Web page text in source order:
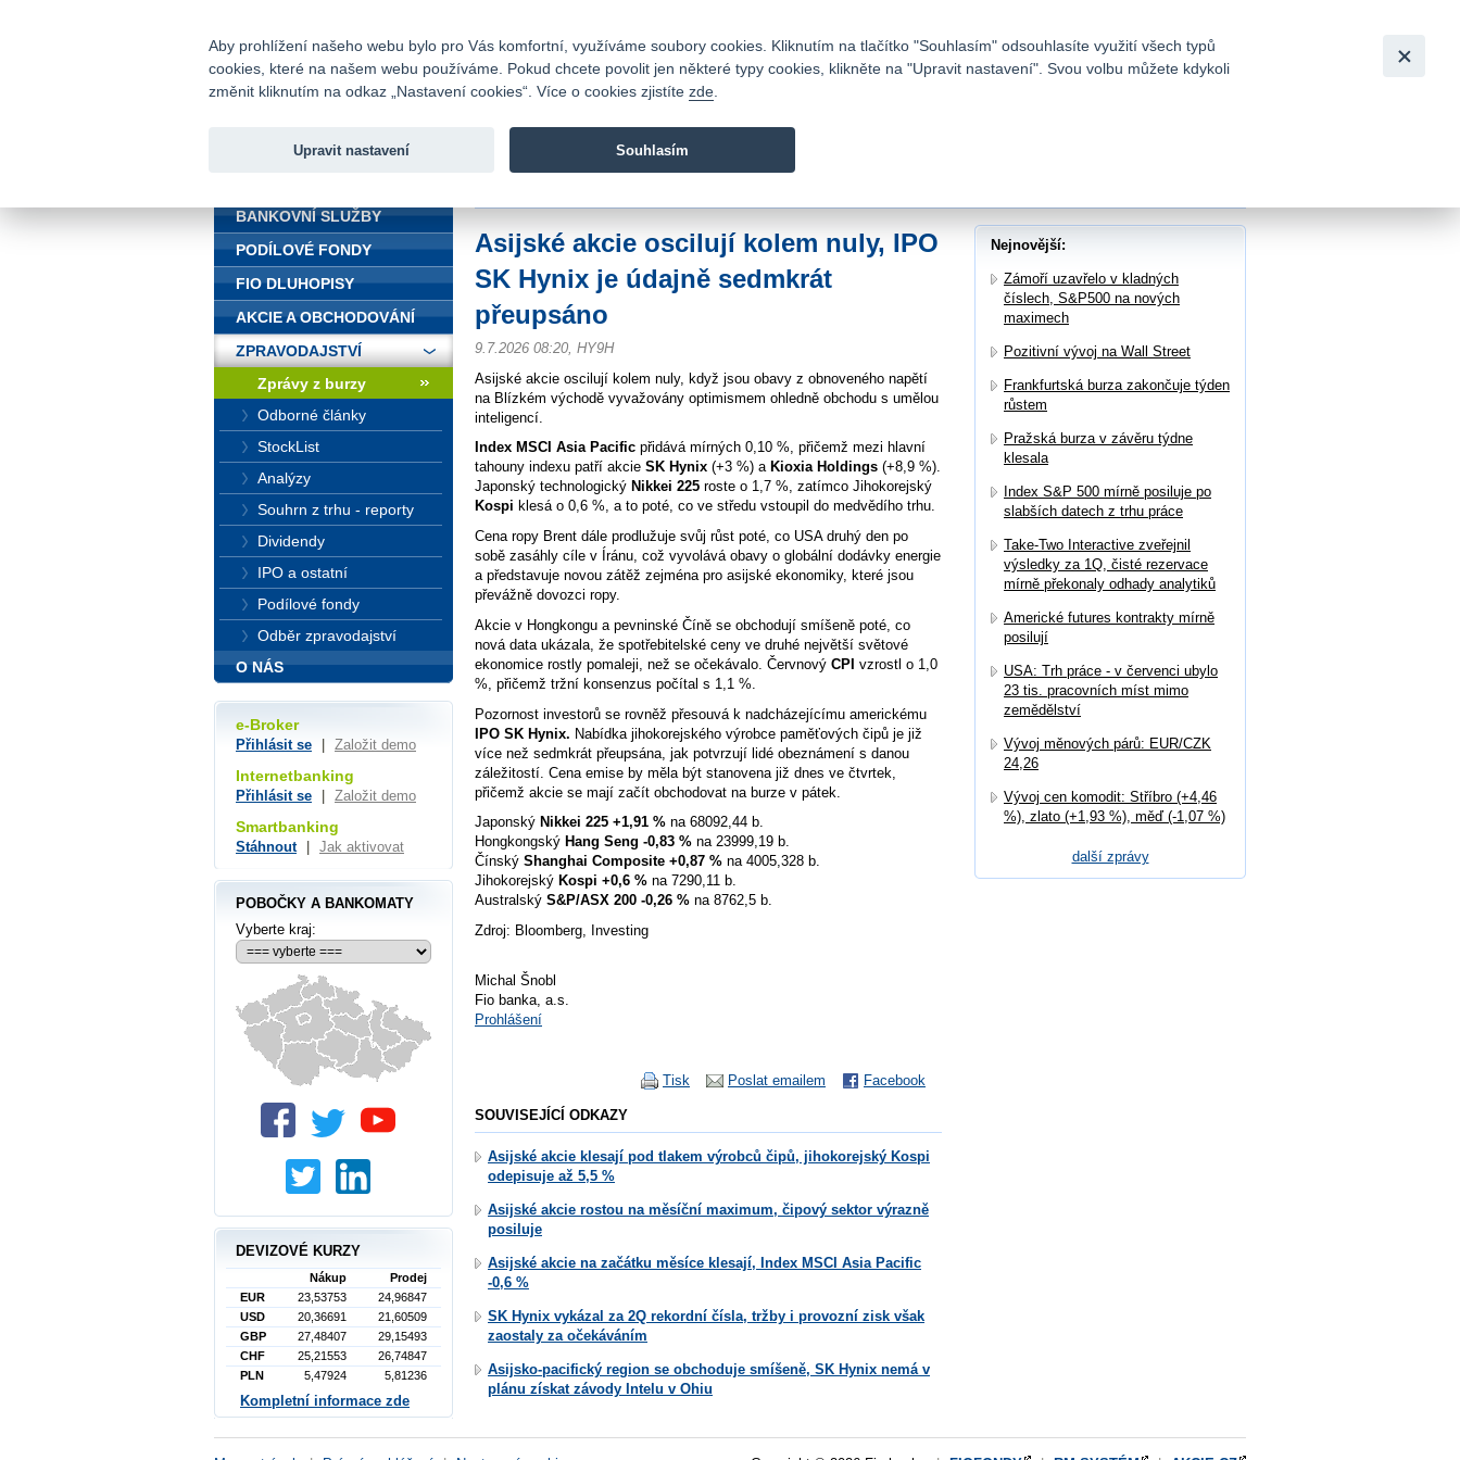
Fio banka
Fio banka je moderní česká banka. Poskytuje účty bez poplatků a
Asijské akcie oscilují kolem nuly, IPO
SK Hynix je údajně sedmkrát
přeupsáno
9.7.2026 08:20, HY9H
Asijské akcie oscilují kolem nuly, když jsou obavy z obnoveného napětí
na Blízkém východě vyvažovány optimismem ohledně obchodu s umělou
inteligencí.
Index MSCI Asia Pacific přidává mírných 0,10 %, přičemž mezi hlavní
tahouny indexu patří akcie SK Hynix (+3 %) a Kioxia Holdings (+8,9 %).
Japonský technologický Nikkei 225 roste o 1,7 %, zatímco Jihokorejský
Kospi klesá o 0,6 %, a to poté, co ve středu vstoupil do medvědího trhu.
Cena ropy Brent dále prodlužuje svůj růst poté, co USA druhý den po
sobě zasáhly cíle v Íránu, což vyvolává obavy o globální dodávky energie
a představuje novou zátěž zejména pro asijské ekonomiky, které jsou
převážně dovozci ropy.
Akcie v Hongkongu a pevninské Číně se obchodují smíšeně poté, co
nová data ukázala, že spotřebitelské ceny ve druhé největší světové
ekonomice rostly pomaleji, než se očekávalo. Červnový CPI vzrostl o 1,0
%, přičemž tržní konsenzus počítal s 1,1 %.
Pozornost investorů se rovněž přesouvá k nadcházejícímu americkému
IPO SK Hynix. Nabídka jihokorejského výrobce paměťových čipů je již
více než sedmkrát přeupsána, jak potvrzují lidé obeznámení s danou
záležitostí. Cena emise by měla být stanovena již dnes ve čtvrtek,
přičemž akcie se mají začít obchodovat na burze v pátek.
Japonský Nikkei 225 +1,91 % na 68092,44 b.
Hongkongský Hang Seng -0,83 % na 23999,19 b.
Čínský Shanghai Composite +0,87 % na 4005,328 b.
Jihokorejský Kospi +0,6 % na 7290,11 b.
Australský S&P/ASX 200 -0,26 % na 8762,5 b.
Zdroj: Bloomberg, Investing
Michal Šnobl
Fio banka, a.s.
Prohlášení
Facebook
Poslat emailem
Tisk
SOUVISEJÍCÍ ODKAZY
Asijské akcie klesají pod tlakem výrobců čipů, jihokorejský Kospi
odepisuje až 5,5 %
Asijské akcie rostou na měsíční maximum, čipový sektor výrazně
posiluje
Asijské akcie na začátku měsíce klesají, Index MSCI Asia Pacific
-0,6 %
SK Hynix vykázal za 2Q rekordní čísla, tržby i provozní zisk však
zaostaly za očekáváním
Asijsko-pacifický region se obchoduje smíšeně, SK Hynix nemá v
plánu získat závody Intelu v Ohiu
Nejnovější:
Zámoří uzavřelo v kladných
číslech, S&P500 na nových
maximech
Pozitivní vývoj na Wall Street
Frankfurtská burza zakončuje týden
růstem
Pražská burza v závěru týdne
klesala
Index S&P 500 mírně posiluje po
slabších datech z trhu práce
Take-Two Interactive zveřejnil
výsledky za 1Q, čisté rezervace
mírně překonaly odhady analytiků
Americké futures kontrakty mírně
posilují
USA: Trh práce - v červenci ubylo
23 tis. pracovních míst mimo
zemědělství
Vývoj měnových párů: EUR/CZK
24,26
Vývoj cen komodit: Stříbro (+4,46
%), zlato (+1,93 %), měď (-1,07 %)
další zprávy
BANKOVNÍ SLUŽBY
PODÍLOVÉ FONDY
FIO DLUHOPISY
AKCIE A OBCHODOVÁNÍ
ZPRAVODAJSTVÍ
Zprávy z burzy
Odborné články
StockList
Analýzy
Souhrn z trhu - reporty
Dividendy
IPO a ostatní
Podílové fondy
Odběr zpravodajství
O NÁS
e-Broker
Přihlásit se Založit demo
Internetbanking
Přihlásit se Založit demo
Smartbanking
Stáhnout Jak aktivovat
POBOČKY A BANKOMATY
Vyberte kraj:
DEVIZOVÉ KURZY
Nákup
Prodej
EUR
23,53753
24,96847
USD
20,36691
21,60509
GBP
27,48407
29,15493
CHF
25,21553
26,74847
PLN
5,47924 5,81236
Kompletní informace zde
Aby prohlížení našeho webu bylo pro Vás komfortní, využíváme soubory cookies. Kliknutím na tlačítko "Souhlasím" odsouhlasíte využití všech typů
cookies, které na našem webu používáme. Pokud chcete povolit jen některé typy cookies, klikněte na "Upravit nastavení". Svou volbu můžete kdykoli
změnit kliknutím na odkaz „Nastavení cookies“. Více o cookies zjistíte zde
Upravit nastavení Souhlasím